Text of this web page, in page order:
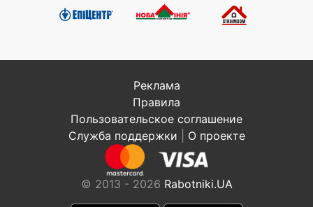
Реклама
Правила
Пользовательское соглашение
Служба поддержки
О проекте
© 2013 - 2026 Rabotniki.UA